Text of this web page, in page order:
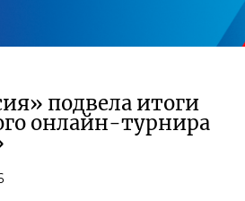
подвела итоги
онлайн-турнира